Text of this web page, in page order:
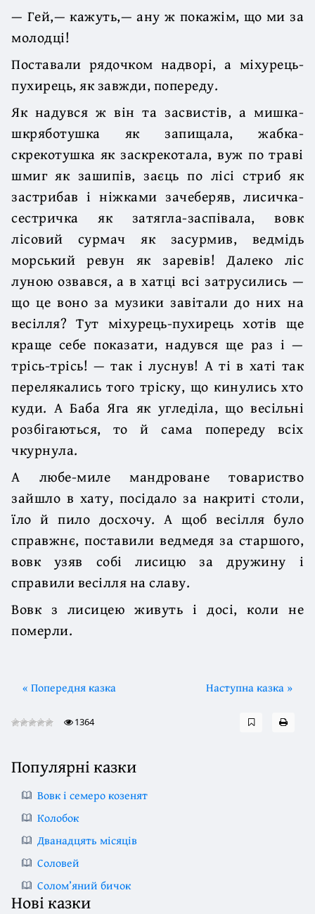
— Гей,— кажуть,— ану ж покажім, що ми за
молодці!
Поставали рядочком надворі, а міхурець-
пухирець, як завжди, попереду.
Як надувся ж він та засвистів, а мишка-
шкряботушка як запищала, жабка-
скрекотушка як заскрекотала, вуж по траві
шмиг як зашипів, заєць по лісі стриб як
застрибав і ніжками зачеберяв, лисичка-
сестричка як затягла-заспівала, вовк
лісовий сурмач як засурмив, ведмідь
морський ревун як заревів! Далеко ліс
луною озвався, а в хатці всі затрусились —
що це воно за музики завітали до них на
весілля? Тут міхурець-пухирець хотів ще
краще себе показати, надувся ще раз і —
трісь-трісь! — так і луснув! А ті в хаті так
перелякались того тріску, що кинулись хто
куди. А Баба Яга як угледіла, що весільні
розбігаються, то й сама попереду всіх
чкурнула.
А любе-миле мандроване товариство
зайшло в хату, посідало за накриті столи,
їло й пило досхочу. А щоб весілля було
справжнє, поставили ведмедя за старшого,
вовк узяв собі лисицю за дружину і
справили весілля на славу.
Вовк з лисицею живуть і досі, коли не
померли.
« Попередня казка Наступна казка »
1364
Популярні казки
Вовк і семеро козенят
Колобок
Дванадцять місяців
Соловей
Солом’яний бичок
Нові казки